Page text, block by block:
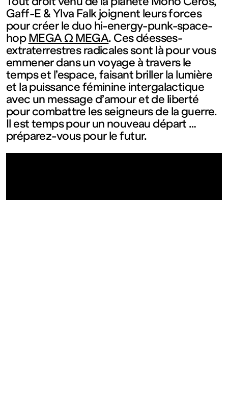
gratuite
Mar – Ven
: 14h – 18h
Sam – Dim
: 11h – 19h
Gaff-E & Ylva Falk joignent leurs forces
pour créer le duo hi-energy-punk-space-
hopMEGA Ω MEGA. Ces déesses-
extraterrestres radicales sont là pour vous
emmener dans un voyage à travers le
temps et l’espace, faisant briller la lumière
et la puissance féminine intergalactique
avec un message d’amour et de liberté
pour combattre les seigneurs de la guerre.
Il est temps pour un nouveau départ …
préparez-vous pour le futur.